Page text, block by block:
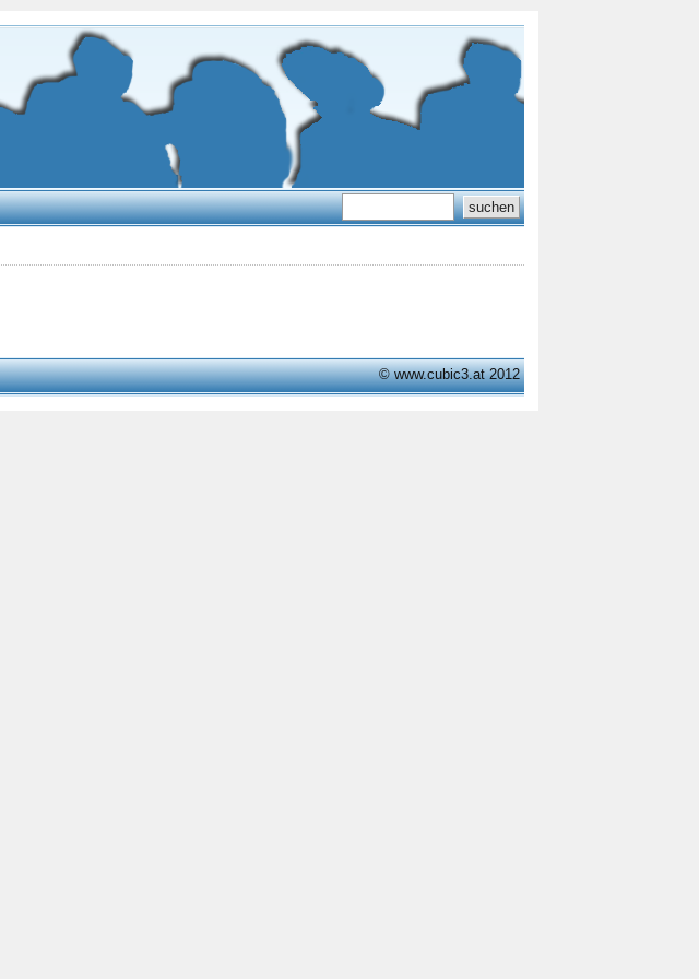
© www.cubic3.at 2012